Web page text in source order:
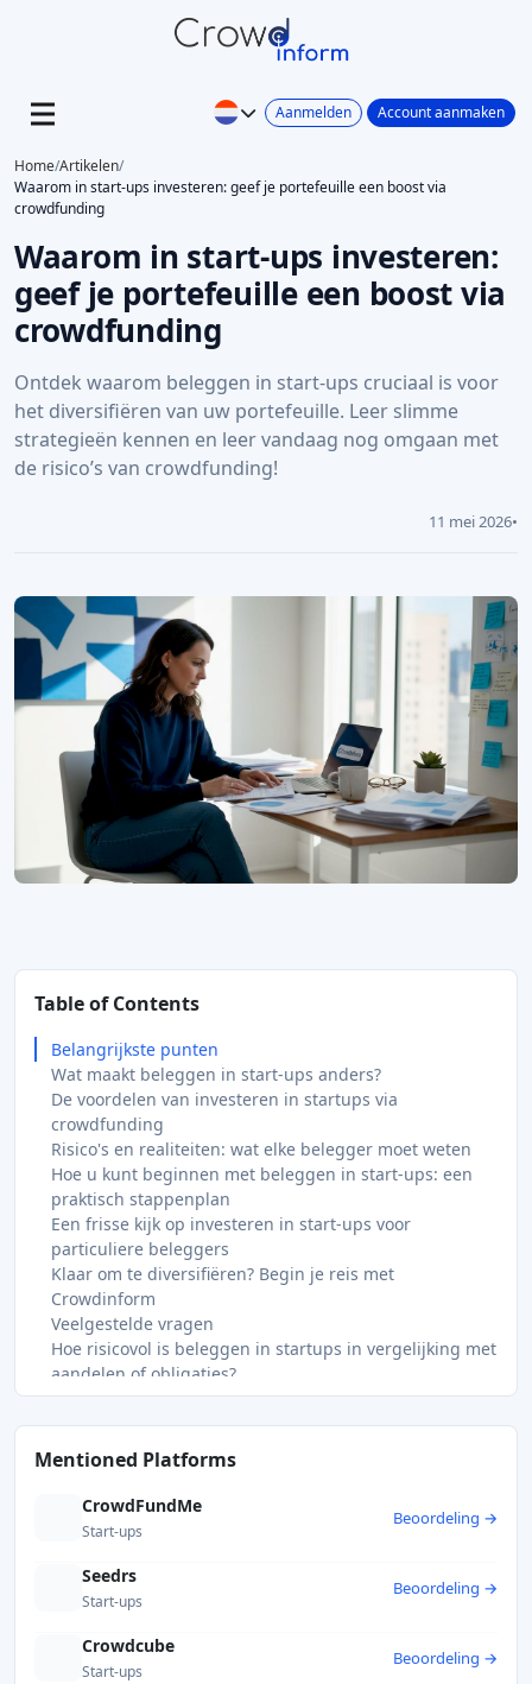
Aanmelden Account aanmaken
Home/Artikelen/
Waarom in start-ups investeren: geef je portefeuille een boost via
crowdfunding
Waarom in start-ups investeren:
geef je portefeuille een boost via
crowdfunding
Ontdek waarom beleggen in start-ups cruciaal is voor
het diversifiëren van uw portefeuille. Leer slimme
strategieën kennen en leer vandaag nog omgaan met
de risico’s van crowdfunding!
11 mei 2026•
Table of Contents
Belangrijkste punten
Wat maakt beleggen in start-ups anders?
De voordelen van investeren in startups via
crowdfunding
Risico's en realiteiten: wat elke belegger moet weten
Hoe u kunt beginnen met beleggen in start-ups: een
praktisch stappenplan
Een frisse kijk op investeren in start-ups voor
particuliere beleggers
Klaar om te diversifiëren? Begin je reis met
Crowdinform
Veelgestelde vragen
Hoe risicovol is beleggen in startups in vergelijking met
aandelen of obligaties?
Kan ik mijn startup-aandelen gemakkelijk verkopen als
ik van gedachten verander?
Betekent regelgeving dat mijn investering veilig is?
Hoeveel moet ik in start-ups investeren voor een
evenwichtige portefeuille?
Aanbevolen
Mentioned Platforms
CrowdFundMe
Start-ups
Beoordeling →
Seedrs
Start-ups
Beoordeling →
Crowdcube
Start-ups
Beoordeling →